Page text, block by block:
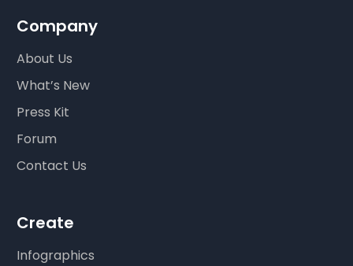
Company
About Us
What’s New
Press Kit
Forum
Contact Us
Create
Infographics